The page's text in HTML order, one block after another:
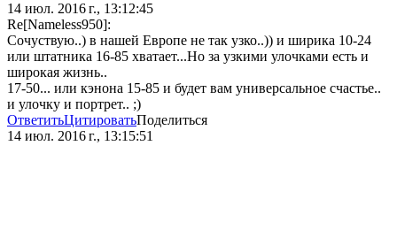
14 июл. 2016 г., 13:12:45
Re[Nameless950]:
Сочуствую..) в нашей Европе не так узко..)) и ширика 10-24
или штатника 16-85 хватает...Но за узкими улочками есть и
широкая жизнь..
17-50... или кэнона 15-85 и будет вам универсальное счастье..
и улочку и портрет.. ;)
ОтветитьЦитироватьПоделиться
14 июл. 2016 г., 13:15:51